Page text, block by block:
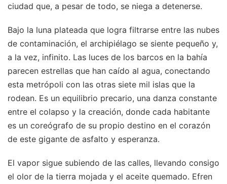
ciudad que, a pesar de todo, se niega a detenerse.
Bajo la luna plateada que logra filtrarse entre las nubes
de contaminación, el archipiélago se siente pequeño y,
a la vez, infinito. Las luces de los barcos en la bahía
parecen estrellas que han caído al agua, conectando
esta metrópoli con las otras siete mil islas que la
rodean. Es un equilibrio precario, una danza constante
entre el colapso y la creación, donde cada habitante
es un coreógrafo de su propio destino en el corazón
de este gigante de asfalto y esperanza.
El vapor sigue subiendo de las calles, llevando consigo
el olor de la tierra mojada y el aceite quemado. Efren